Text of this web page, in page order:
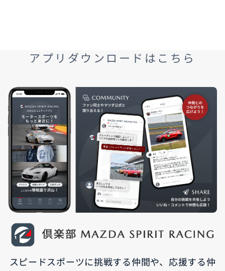
アプリダウンロードはこちら
スピードスポーツに挑戦する仲間や、応援する仲